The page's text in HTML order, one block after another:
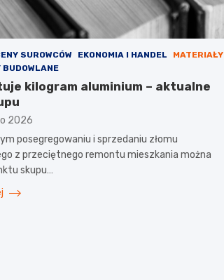
SUROWCÓW EKONOMIA I HANDEL
MATERIAŁY
BUDOWLANE
kilogram aluminium – aktualne
2026
posegregowaniu i sprzedaniu złomu
z przeciętnego remontu mieszkania można
skupu…